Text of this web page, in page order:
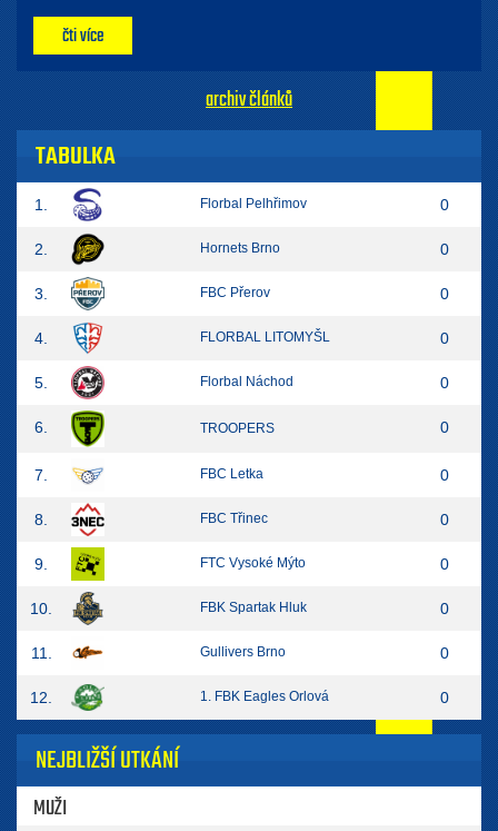
čti více
archiv článků
TABULKA
1. Florbal Pelhřimov 0
2. Hornets Brno 0
3. FBC Přerov 0
4. FLORBAL LITOMYŠL 0
5. Florbal Náchod 0
6. TROOPERS 0
7. FBC Letka 0
8. FBC Třinec 0
9. FTC Vysoké Mýto 0
10. FBK Spartak Hluk 0
11. Gullivers Brno 0
12. 1. FBK Eagles Orlová 0
NEJBLIŽŠÍ UTKÁNÍ
MUŽI